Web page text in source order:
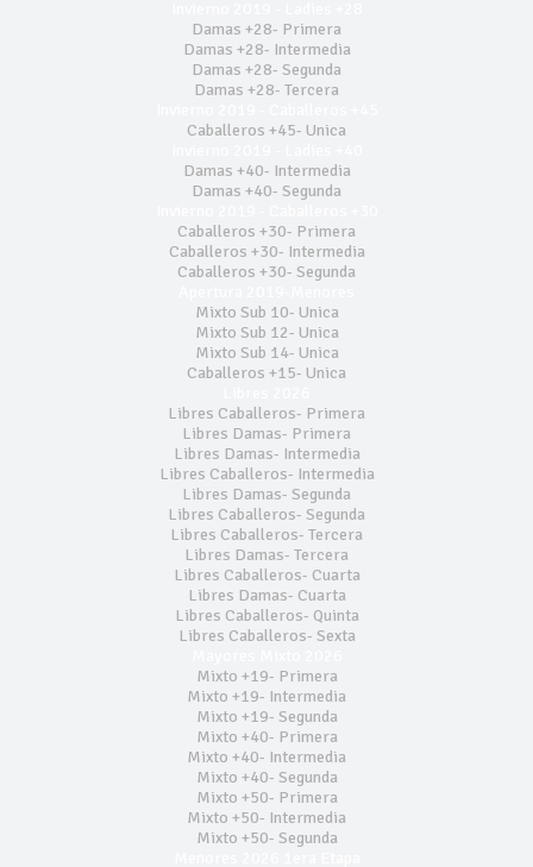
Damas +28- Primera
Damas +28- Intermedia
Damas +28- Segunda
Damas +28- Tercera
Caballeros +45- Unica
Damas +40- Intermedia
Damas +40- Segunda
Caballeros +30- Primera
Caballeros +30- Intermedia
Caballeros +30- Segunda
Mixto Sub 10- Unica
Mixto Sub 12- Unica
Mixto Sub 14- Unica
Caballeros +15- Unica
Libres Caballeros- Primera
Libres Damas- Primera
Libres Damas- Intermedia
Libres Caballeros- Intermedia
Libres Damas- Segunda
Libres Caballeros- Segunda
Libres Caballeros- Tercera
Libres Damas- Tercera
Libres Caballeros- Cuarta
Libres Damas- Cuarta
Libres Caballeros- Quinta
Libres Caballeros- Sexta
Mixto +19- Primera
Mixto +19- Intermedia
Mixto +19- Segunda
Mixto +40- Primera
Mixto +40- Intermedia
Mixto +40- Segunda
Mixto +50- Primera
Mixto +50- Intermedia
Mixto +50- Segunda